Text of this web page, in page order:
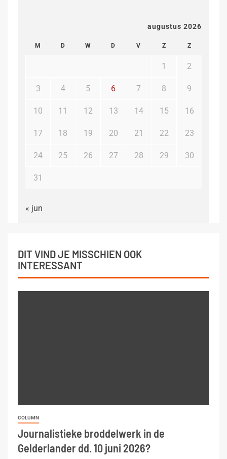
augustus 2026
M D W D V Z Z
1 2
3 4 5 6 7 8 9
10 11 12 13 14 15 16
17 18 19 20 21 22 23
24 25 26 27 28 29 30
31
« jun
DIT VIND JE MISSCHIEN OOK
INTERESSANT
COLUMN
Journalistieke broddelwerk in de
Gelderlander dd. 10 juni 2026?